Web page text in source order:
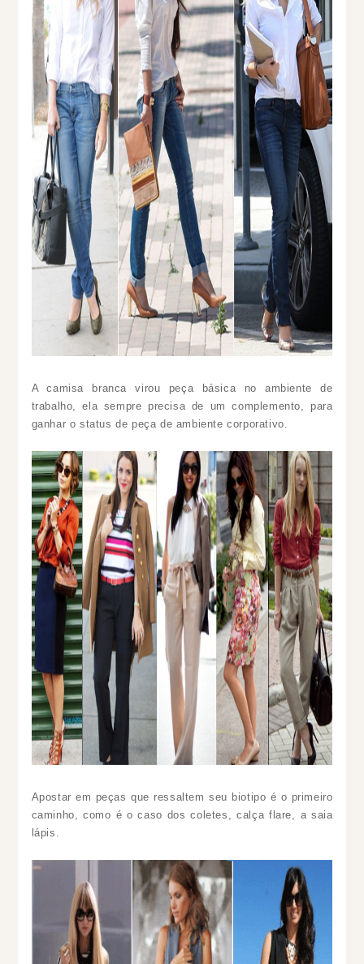
A camisa branca virou peça básica no ambiente de
trabalho, ela sempre precisa de um complemento, para
ganhar o status de peça de ambiente corporativo.
Apostar em peças que ressaltem seu biotipo é o primeiro
caminho, como é o caso dos coletes, calça flare, a saia
lápis.